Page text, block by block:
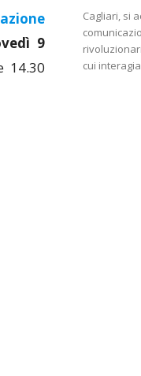
9
14.30
Cagliari, si
cui